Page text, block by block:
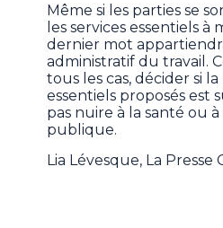
Même si les parties se
les services essentiels à
dernier mot
administratif du travail.
tous les cas, décider si
essentiels proposés est
pas nuire à la santé ou
publique.
Lia Lévesque, La Presse